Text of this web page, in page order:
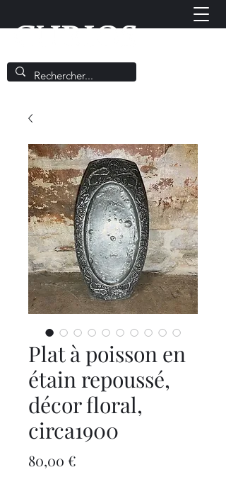
Plat à poisson en
étain repoussé,
décor floral,
circa1900
80,00 €